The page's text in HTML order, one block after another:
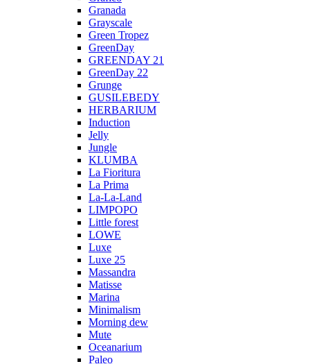
Granada
Grayscale
Green Tropez
GreenDay
GREENDAY 21
GreenDay 22
Grunge
GUSILEBEDY
HERBARIUM
Induction
Jelly
Jungle
KLUMBA
La Fioritura
La Prima
La-La-Land
LIMPOPO
Little forest
LOWE
Luxe
Luxe 25
Massandra
Matisse
Marina
Minimalism
Morning dew
Mute
Oceanarium
Paleo